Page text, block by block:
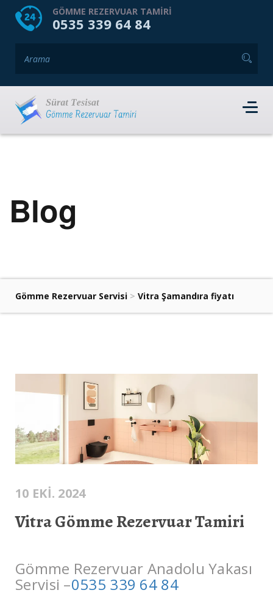
HOME HAKKIMIZDA
GÖMME REZERVUAR TAMIRI
0535 339 64 84
Blog
Gömme Rezervuar Servisi > Vitra Şamandıra fiyatı
10 EKI. 2024
Vitra Gömme Rezervuar Tamiri
Gömme Rezervuar Anadolu Yakası
Servisi –0535 339 64 84